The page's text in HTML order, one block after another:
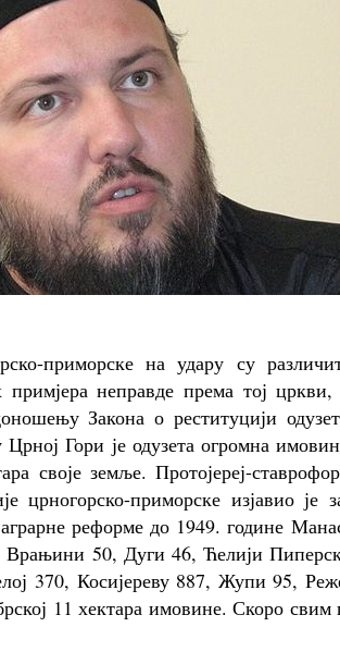
приморске на удару су
неправде према тој
Закона о реституцији
Гори је одузета огромна
своје земље. Протојереј-
црногорско-приморске изјавио је
реформе до 1949. године
50, Дуги 46, Ћелији
370, Косијереву 887, Жупи 95,
11 хектара имовине. Скоро свим